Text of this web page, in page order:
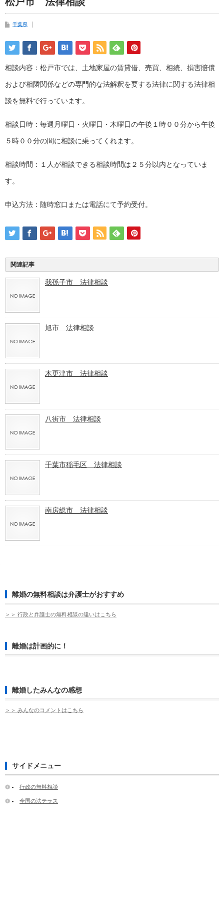
千葉県
相談内容：松戸市では、土地家屋の賃貸借、売買、相続、損害賠償
および相隣関係などの専門的な法解釈を要する法律に関する法律相
談を無料で行っています。
相談日時：毎週月曜日・火曜日・木曜日の午後１時００分から午後
５時００分の間に相談に乗ってくれます。
相談時間：１人が相談できる相談時間は２５分以内となっていま
す。
申込方法：随時窓口または電話にて予約受付。
関連記事
我孫子市 法律相談
旭市 法律相談
木更津市 法律相談
八街市 法律相談
千葉市稲毛区 法律相談
南房総市 法律相談
離婚の無料相談は弁護士がおすすめ
＞＞ 行政と弁護士の無料相談の違いはこちら
離婚は計画的に！
離婚したみんなの感想
＞＞ みんなのコメントはこちら
サイドメニュー
行政の無料相談
全国の法テラス